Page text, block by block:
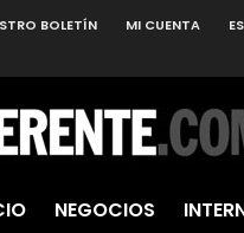
BOLETÍN MI CUENTA
NEGOCIOS